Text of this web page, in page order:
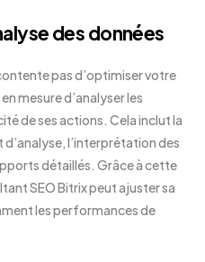
des données
pas d’optimiser votre
mesure d’analyser les
de ses actions. Cela inclut la
d’analyse, l’interprétation des
détaillés. Grâce à cette
SEO Bitrix peut ajuster sa
les performances de